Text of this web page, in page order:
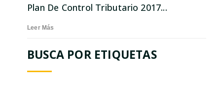
Plan De Control Tributario 2017...
Leer Más
BUSCA POR ETIQUETAS